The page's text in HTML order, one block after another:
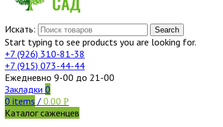
Искать: Search
Start typing to see products you are looking for.
+7 (926) 310-81-38
+7 (915) 073-44-44
Ежедневно 9-00 до 21-00
Закладки 0
0 items / 0.00 Р
Каталог саженцев